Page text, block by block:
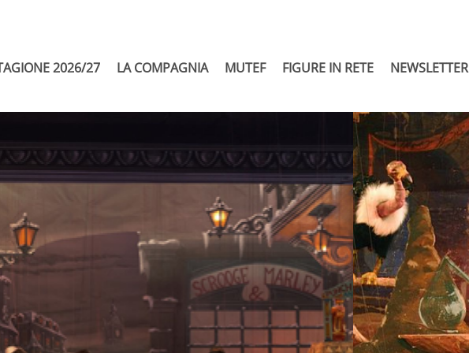
2026/27
LA COMPAGNIA MUTEF FIGURE IN RETE NEWSLETTER